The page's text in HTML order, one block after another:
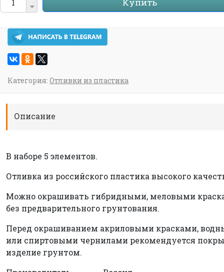
Категория: Отливки из пластика
Описание
В наборе 5 элементов.
Отливка из российского пластика высокого
Можно окрашивать гибридными, меловыми
без предварительного грунтования.
Перед окрашиванием акриловыми красками,
или спиртовыми чернилами рекомендуется
изделие грунтом.